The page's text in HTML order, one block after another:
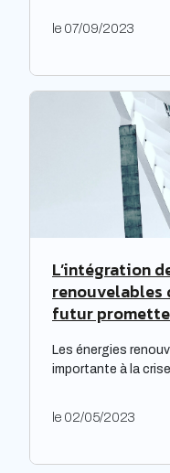
deviennent alors
tarifs de
particulièrement
qualifiés de
d’importants […]
le 07/09/2023
L’intégration
renouvelables
futur
Les énergies
importante à la
construction et de
l’adoption de cette
le 02/05/2023